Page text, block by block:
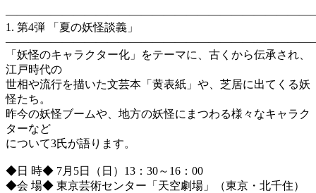
1. 第4弾 「夏の妖怪談義」
「妖怪のキャラクター化」をテーマに、古くから伝承され、
江戸時代の
世相や流行を描いた文芸本「黄表紙」や、芝居に出てくる妖
怪たち。
昨今の妖怪ブームや、地方の妖怪にまつわる様々なキャラク
ターなど
について3氏が語ります。
◆日 時◆ 7月5日（日）13：30～16：00
◆会 場◆ 東京芸術センター「天空劇場」（東京・北千住）